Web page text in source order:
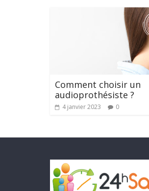
Comment choisir un
audioprothésiste ?
4 janvier 2023 0